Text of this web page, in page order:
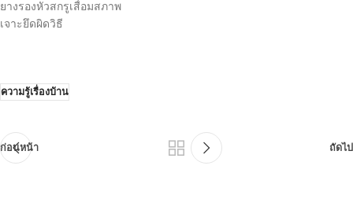
ยางรองหัวสกรูเสื่อมสภาพ
เจาะยึดผิดวิธี
ความรู้เรื่องบ้าน
ก่อนหน้า ถัดไป